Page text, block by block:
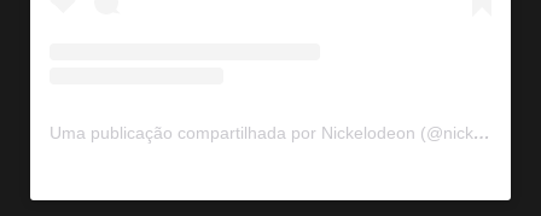
Uma publicação compartilhada por Nickelodeon (@nickelodeonla)